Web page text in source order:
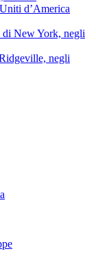
d’America
di New York, negli
negli